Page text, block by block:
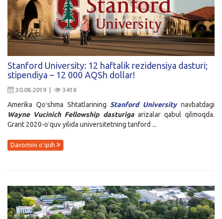
Stanford University: 12 haftalik rezidensiya dasturi;
stipendiya – 12 000 AQSh dollar!
30.08.2019 | 3418
Amerika Qoʻshma ShtatlariningStanford Universitynavbatdagi
Wayne Vucinich Fellowship dasturigaarizalar qabul qilmoqda.
Grant 2020-oʻquv yilida universitetning tanford ...
Davomini o'qish